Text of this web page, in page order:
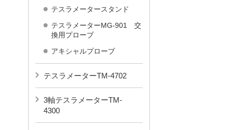
テスラメータースタンド
テスラメーターMG-901 交
換用プローブ
アキシャルプローブ
テスラメーターTM-4702
3軸テスラメーターTM-
4300